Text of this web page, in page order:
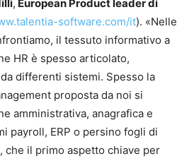
, European Product leader di
software.com/it). «Nelle
il tessuto informativo a
HR è spesso articolato,
differenti sistemi. Spesso la
proposta da noi si
amministrativa, anagrafica e
payroll, ERP o persino fogli di
che il primo aspetto chiave per